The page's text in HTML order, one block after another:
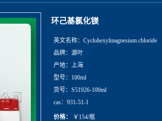
环己基氯化镁
英文名称： Cyclohexylmagnesium chloride
品牌： 源叶
产地： 上海
型号： 100ml
货号： S51926-100ml
cas： 931-51-1
价格： ￥154/瓶